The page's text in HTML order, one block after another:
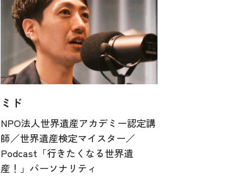
ミド
NPO法人世界遺産アカデミー認定講
師／世界遺産検定マイスター／
Podcast「行きたくなる世界遺
産！」パーソナリティ